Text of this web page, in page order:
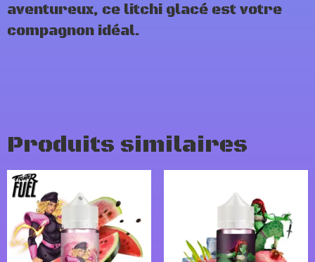
aventureux, ce litchi glacé est votre
compagnon idéal.
Produits similaires